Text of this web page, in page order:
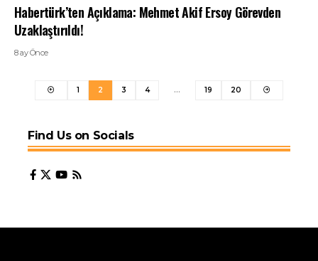
Habertürk’ten Açıklama: Mehmet Akif Ersoy Görevden
Uzaklaştırıldı!
8 ay Önce
1 2 3 4 … 19 20
Find Us on Socials